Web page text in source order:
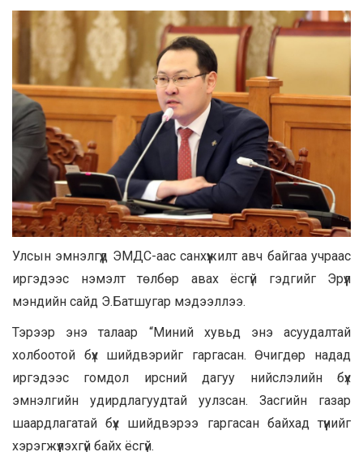
Улсын эмнэлгүүд ЭМДС-аас санхүүжилт авч байгаа учраас
иргэдээс нэмэлт төлбөр авах ёсгүй гэдгийг Эрүүл
мэндийн сайд Э.Батшугар мэдээллээ.
Тэрээр энэ талаар “Миний хувьд энэ асуудалтай
холбоотой бүх шийдвэрийг гаргасан. Өчигдөр надад
иргэдээс гомдол ирсний дагуу нийслэлийн бүх
эмнэлгийн удирдлагуудтай уулзсан. Засгийн газар
шаардлагатай бүх шийдвэрээ гаргасан байхад түүнийг
хэрэгжүүлэхгүй байх ёсгүй.